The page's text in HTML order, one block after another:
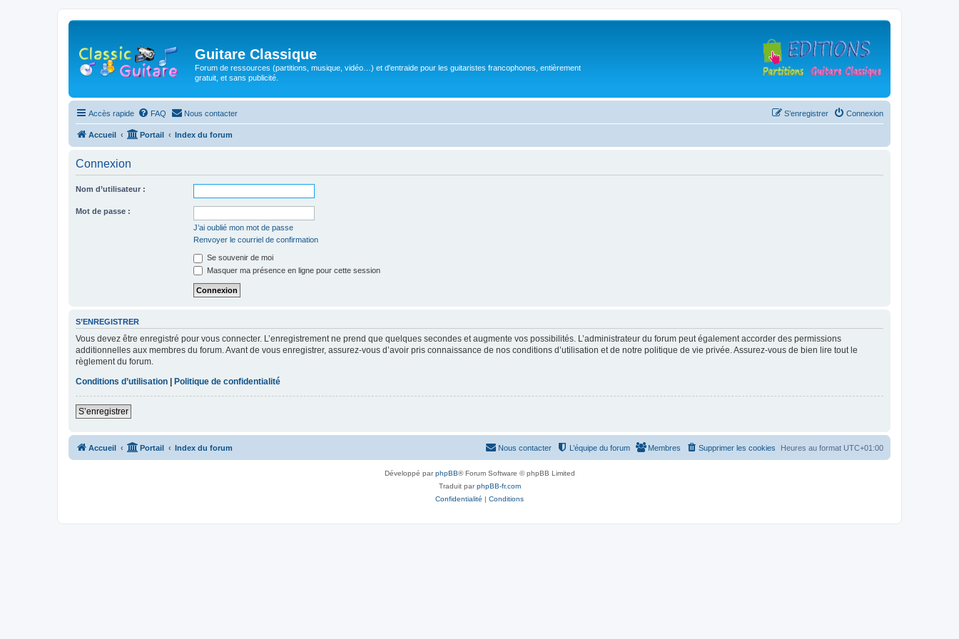
Guitare Classique
Forum de ressources (partitions, musique, vidéo…) et d'entraide pour les guitaristes francophones, entièrement
gratuit, et sans publicité.
Accès rapide FAQ Nous contacter Connexion
S’enregistrer
Accueil Portail Index du forum
Connexion
Nom d’utilisateur :
Mot de passe :
J’ai oublié mon mot de passe
Renvoyer le courriel de confirmation
Se souvenir de moi
Masquer ma présence en ligne pour cette session
S’ENREGISTRER
Vous devez être enregistré pour vous connecter. L’enregistrement ne prend que quelques secondes et augmente vos possibilités. L’administrateur du forum peut également accorder des permissions
additionnelles aux membres du forum. Avant de vous enregistrer, assurez-vous d’avoir pris connaissance de nos conditions d’utilisation et de notre politique de vie privée. Assurez-vous de bien lire tout le
règlement du forum.
Conditions d’utilisation | Politique de confidentialité
S’enregistrer
Accueil Portail Index du forum Heures au format UTC+01:00
Supprimer les cookies
Membres
L’équipe du forum
Nous contacter
Développé parphpBB® Forum Software © phpBB Limited
Traduit parphpBB-fr.com
Confidentialité | Conditions